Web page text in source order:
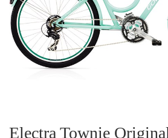
Electra Townie